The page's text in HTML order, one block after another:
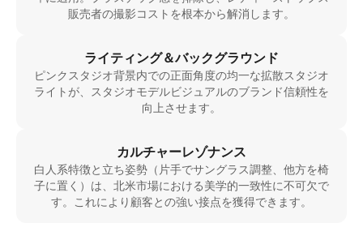
販売者の撮影コストを根本から解消します。
ライティング＆バックグラウンド
ピンクスタジオ背景内での正面角度の均一な拡散スタジオ
ライトが、スタジオモデルビジュアルのブランド信頼性を
向上させます。
カルチャーレゾナンス
白人系特徴と立ち姿勢（片手でサングラス調整、他方を椅
子に置く）は、北米市場における美学的一致性に不可欠で
す。これにより顧客との強い接点を獲得できます。